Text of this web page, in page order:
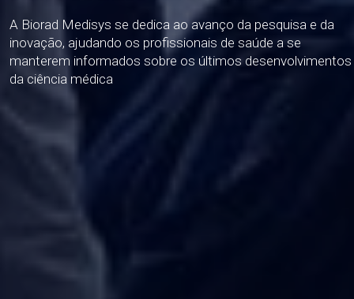
A Biorad Medisys se dedica ao avanço da pesquisa e da
inovação, ajudando os profissionais de saúde a se
manterem informados sobre os últimos desenvolvimentos
da ciência médica